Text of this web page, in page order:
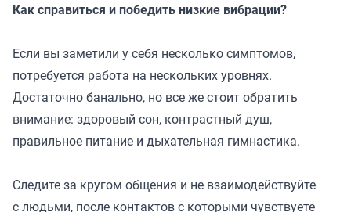
Как справиться и победить низкие вибрации?
Если вы заметили у себя несколько симптомов,
потребуется работа на нескольких уровнях.
Достаточно банально, но все же стоит обратить
внимание: здоровый сон, контрастный душ,
правильное питание и дыхательная гимнастика.
Следите за кругом общения и не взаимодействуйте
с людьми, после контактов с которыми чувствуете